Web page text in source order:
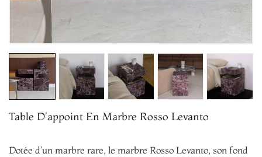
Table D'appoint En Marbre Rosso Levanto
Dotée d'un marbre rare, le marbre Rosso Levanto, son fond